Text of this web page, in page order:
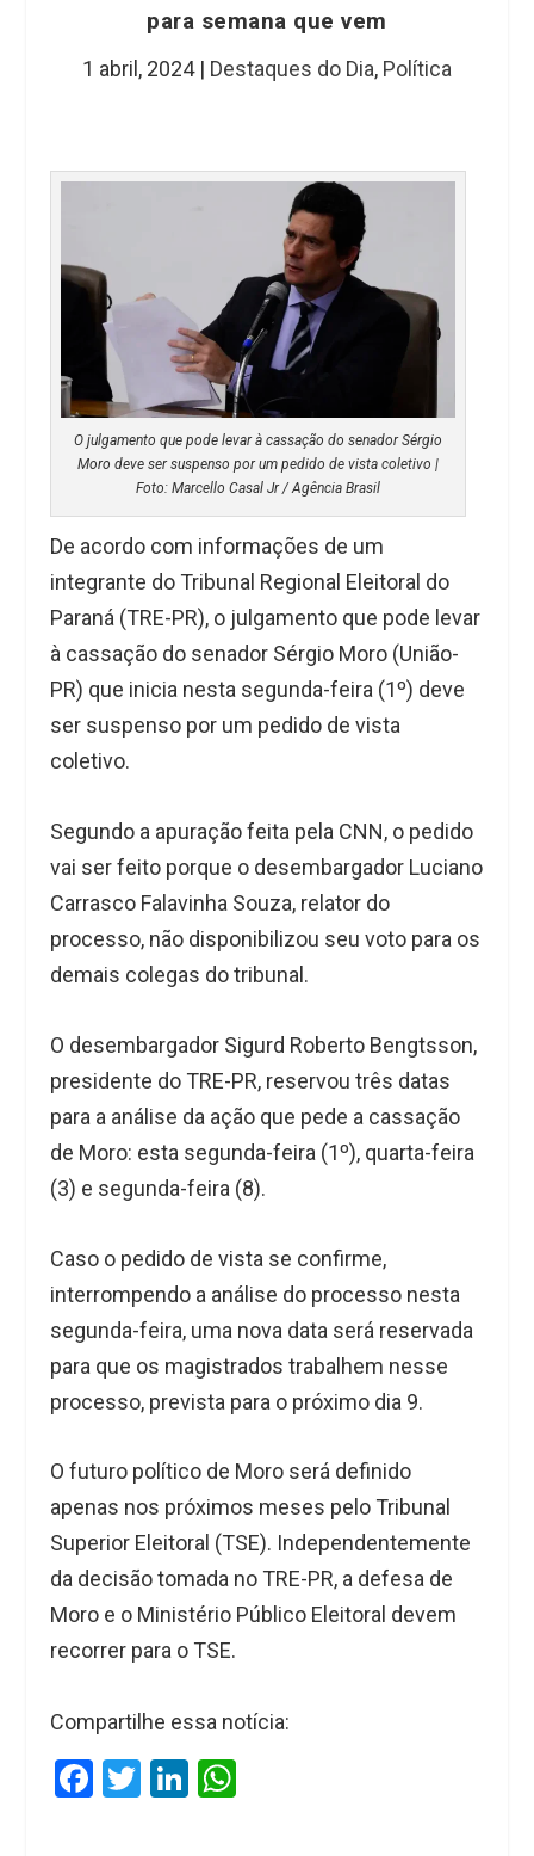
para semana que vem
1 abril, 2024| Destaques do Dia, Política
O julgamento que pode levar à cassação do senador Sérgio
Moro deve ser suspenso por um pedido de vista coletivo |
Foto: Marcello Casal Jr / Agência Brasil
De acordo com informações de um
integrante do Tribunal Regional Eleitoral do
Paraná (TRE-PR), o julgamento que pode levar
à cassação do senador Sérgio Moro (União-
PR) que inicia nesta segunda-feira (1º) deve
ser suspenso por um pedido de vista
coletivo.
Segundo a apuração feita pela CNN, o pedido
vai ser feito porque o desembargador Luciano
Carrasco Falavinha Souza, relator do
processo, não disponibilizou seu voto para os
demais colegas do tribunal.
O desembargador Sigurd Roberto Bengtsson,
presidente do TRE-PR, reservou três datas
para a análise da ação que pede a cassação
de Moro: esta segunda-feira (1º), quarta-feira
(3) e segunda-feira (8).
Caso o pedido de vista se confirme,
interrompendo a análise do processo nesta
segunda-feira, uma nova data será reservada
para que os magistrados trabalhem nesse
processo, prevista para o próximo dia 9.
O futuro político de Moro será definido
apenas nos próximos meses pelo Tribunal
Superior Eleitoral (TSE). Independentemente
da decisão tomada no TRE-PR, a defesa de
Moro e o Ministério Público Eleitoral devem
recorrer para o TSE.
Compartilhe essa notícia:
F
T
Li